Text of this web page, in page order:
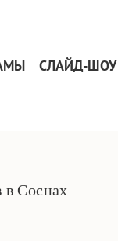
СЛАЙД-ШОУ
Соснах